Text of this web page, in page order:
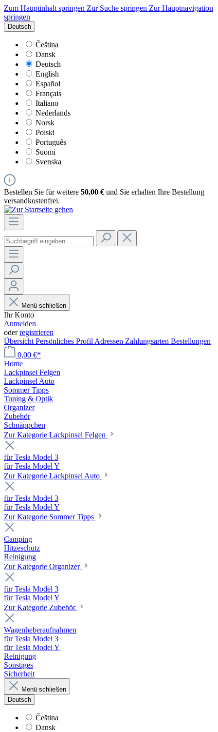
Zum Hauptinhalt springen Zur Suche springen Zur Hauptnavigation
springen
Deutsch
Čeština
Dansk
Deutsch
English
Español
Français
Italiano
Nederlands
Norsk
Polski
Português
Suomi
Svenska
Bestellen Sie für weitere 50,00 € und Sie erhalten Ihre Bestellung
versandkostenfrei.
Menü schließen
Ihr Konto
Anmelden
oderregistrieren
Übersicht Persönliches Profil Adressen Zahlungsarten Bestellungen
0,00 €*
Home
Lackpinsel Felgen
Lackpinsel Auto
Sommer Tipps
Tuning & Optik
Organizer
Zubehör
Schnäppchen
Zur Kategorie Lackpinsel Felgen
für Tesla Model 3
für Tesla Model Y
Zur Kategorie Lackpinsel Auto
für Tesla Model 3
für Tesla Model Y
Zur Kategorie Sommer Tipps
Camping
Hitzeschutz
Reinigung
Zur Kategorie Organizer
für Tesla Model 3
für Tesla Model Y
Zur Kategorie Zubehör
Wagenheberaufnahmen
für Tesla Model 3
für Tesla Model Y
Reinigung
Sonstiges
Sicherheit
Menü schließen
Deutsch
Čeština
Dansk